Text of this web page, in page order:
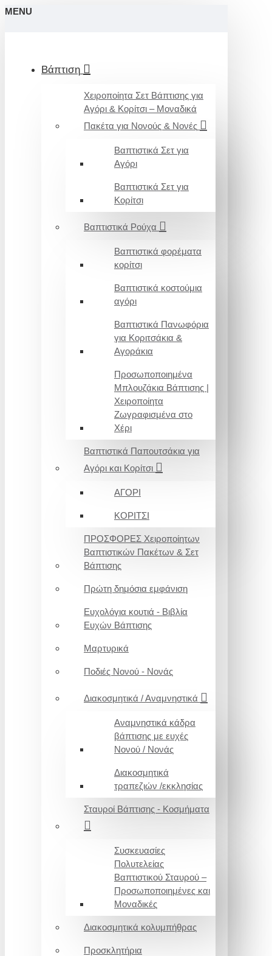
MENU
Βάπτιση
Χειροποίητα Σετ Βάπτισης για
Αγόρι & Κορίτσι – Μοναδικά
Πακέτα για Νονούς & Νονές
Βαπτιστικά Σετ για
Αγόρι
Βαπτιστικά Σετ για
Κορίτσι
Βαπτιστικά Ρούχα
Βαπτιστικά φορέματα
κορίτσι
Βαπτιστικά κοστούμια
αγόρι
Βαπτιστικά Πανωφόρια
για Κοριτσάκια &
Αγοράκια
Προσωποποιημένα
Μπλουζάκια Βάπτισης |
Χειροποίητα
Ζωγραφισμένα στο
Χέρι
Βαπτιστικά Παπουτσάκια για
Αγόρι και Κορίτσι
ΑΓΟΡΙ
ΚΟΡΙΤΣΙ
ΠΡΟΣΦΟΡΕΣ Χειροποίητων
Βαπτιστικών Πακέτων & Σετ
Βάπτισης
Πρώτη δημόσια εμφάνιση
Ευχολόγια κουτιά - Βιβλία
Ευχών Βάπτισης
Μαρτυρικά
Ποδιές Νονού - Νονάς
Διακοσμητικά / Αναμνηστικά
Αναμνηστικά κάδρα
βάπτισης με ευχές
Νονού / Νονάς
Διακοσμητικά
τραπεζιών /εκκλησίας
Σταυροί Βάπτισης - Κοσμήματα
Συσκευασίες
Πολυτελείας
Βαπτιστικού Σταυρού –
Προσωποποιημένες και
Μοναδικές
Διακοσμητικά κολυμπήθρας
Προσκλητήρια